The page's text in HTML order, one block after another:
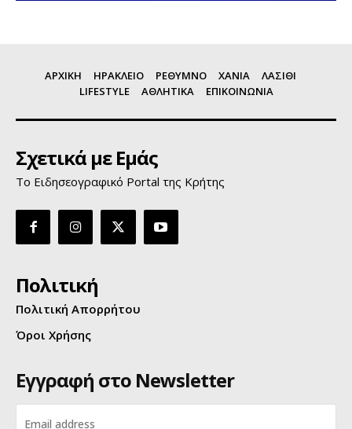
ΑΡΧΙΚΗ ΗΡΑΚΛΕΙΟ ΡΕΘΥΜΝΟ ΧΑΝΙΑ
ΛΑΣΙΘΙ
LIFESTYLE
ΑΘΛΗΤΙΚΑ ΕΠΙΚΟΙΝΩΝΙΑ
Σχετικά με Εμάς
Το Ειδησεογραφικό Portal της Κρήτης
Πολιτική
Πολιτική Απορρήτου
Όροι Χρήσης
Εγγραφή στο Newsletter